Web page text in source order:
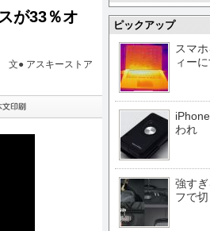
が33％オ
文● アスキーストア
ピックアップ
スマ
ィー
われ
強す
フで